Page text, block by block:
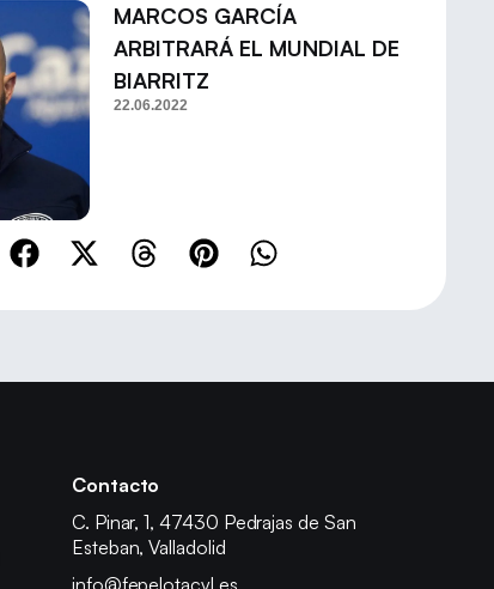
MARCOS GARCÍA
ARBITRARÁ EL MUNDIAL DE
BIARRITZ
22.06.2022
Contacto
C. Pinar, 1, 47430 Pedrajas de San
Esteban, Valladolid